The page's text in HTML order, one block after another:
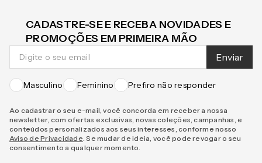
CADASTRE-SE E RECEBA NOVIDADES E
PROMOÇÕES EM PRIMEIRA MÃO
Enviar
Masculino Feminino Prefiro não responder
Ao cadastrar o seu e-mail, você concorda em receber a nossa
newsletter, com ofertas exclusivas, novas coleções, campanhas, e
conteúdos personalizados aos seus interesses, conforme nosso
Aviso de Privacidade. Se mudar de ideia, você pode revogar o seu
consentimento a qualquer momento.